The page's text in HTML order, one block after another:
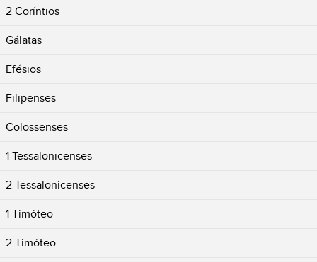
2 Coríntios
Gálatas
Efésios
Filipenses
Colossenses
1 Tessalonicenses
2 Tessalonicenses
1 Timóteo
2 Timóteo